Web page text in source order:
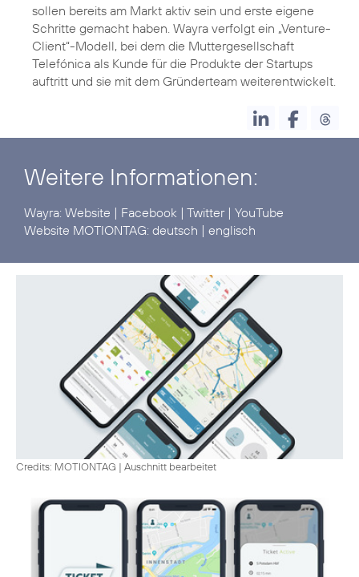
sollen bereits am Markt aktiv sein und erste eigene
Schritte gemacht haben. Wayra verfolgt ein „Venture-
Client“-Modell, bei dem die Muttergesellschaft
Telefónica als Kunde für die Produkte der Startups
auftritt und sie mit dem Gründerteam weiterentwickelt.
Weitere Informationen:
Wayra: Website | Facebook | Twitter| YouTube
Website MOTIONTAG: deutsch | englisch
Credits: MOTIONTAG | Auschnitt bearbeitet